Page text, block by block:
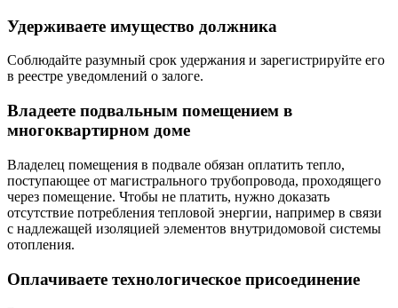
Удерживаете имущество должника
Соблюдайте разумный срок удержания и зарегистрируйте его
в реестре уведомлений о залоге.
Владеете подвальным помещением в
многоквартирном доме
Владелец помещения в подвале обязан оплатить тепло,
поступающее от магистрального трубопровода, проходящего
через помещение. Чтобы не платить, нужно доказать
отсутствие потребления тепловой энергии, например в связи
с надлежащей изоляцией элементов внутридомовой системы
отопления.
Оплачиваете технологическое присоединение